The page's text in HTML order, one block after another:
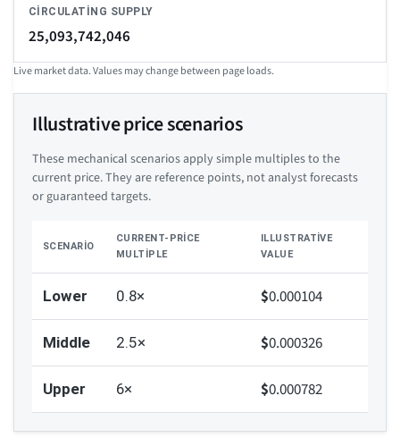
CIRCULATING SUPPLY
25,093,742,046
Live market data. Values may change between page loads.
Illustrative price scenarios
These mechanical scenarios apply simple multiples to the
current price. They are reference points, not analyst forecasts
or guaranteed targets.
SCENARIO
CURRENT-PRICE
MULTIPLE
ILLUSTRATIVE
VALUE
Lower 0.8× $0.000104
Middle 2.5× $0.000326
Upper 6× $0.000782